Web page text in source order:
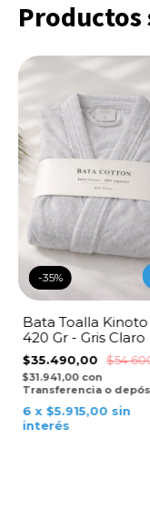
-35%
Bata Toalla Kinoto
420 Gr - Gris Claro
$35.490,00
$31.941,00 con
Transferencia o
6 x $5.915,00 sin
interés